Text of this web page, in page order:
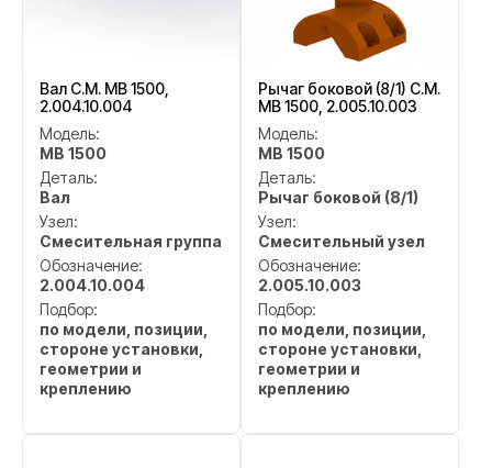
Вал C.M. MB 1500,
2.004.10.004
Модель:
MB 1500
Деталь:
Вал
Узел:
Смесительная группа
Обозначение:
2.004.10.004
Подбор:
по модели, позиции,
стороне установки,
геометрии и
креплению
Рычаг боковой (8/1) C.M.
MB 1500, 2.005.10.003
Модель:
MB 1500
Деталь:
Рычаг боковой (8/1)
Узел:
Смесительный узел
Обозначение:
2.005.10.003
Подбор:
по модели, позиции,
стороне установки,
геометрии и
креплению